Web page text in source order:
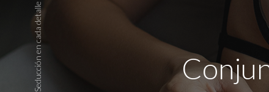
Seducción en cada detalle